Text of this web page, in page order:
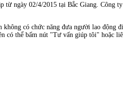
ngày 02/4/2015 tại Bắc Giang. Công
có chức năng đưa người lao
thể bấm nút "Tư vấn giúp tôi" hoặc